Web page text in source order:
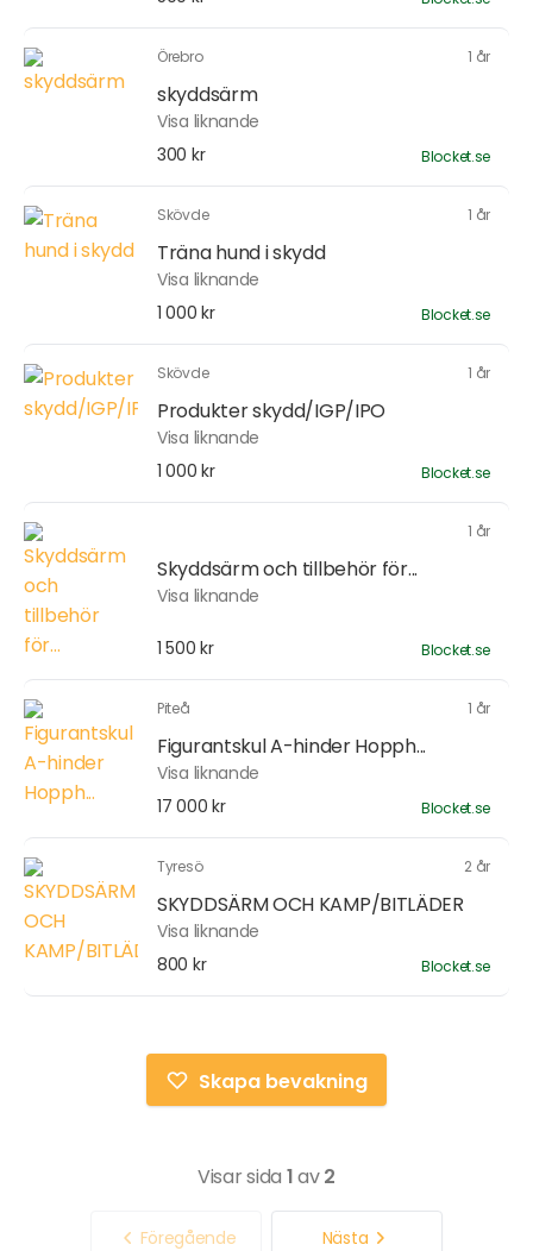
Örebro 1 år
skyddsärm
Visa liknande
300 kr
Blocket.se
Skövde 1 år
Träna hund i skydd
Visa liknande
1 000 kr
Blocket.se
Skövde 1 år
Produkter skydd/IGP/IPO
Visa liknande
1 000 kr
Blocket.se
1 år
Skyddsärm och tillbehör för...
Visa liknande
1 500 kr Blocket.se
Piteå 1 år
Figurantskul A-hinder Hopph...
Visa liknande
17 000 kr
Blocket.se
Tyresö 2 år
SKYDDSÄRM OCH KAMP/BITLÄDER
Visa liknande
800 kr
Blocket.se
Skapa bevakning
Visar sida 1av2
Föregående Nästa